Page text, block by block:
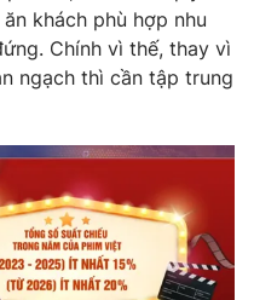
khách phù hợp nhu
Chính vì thế, thay vì
ngạch thì cần tập trung